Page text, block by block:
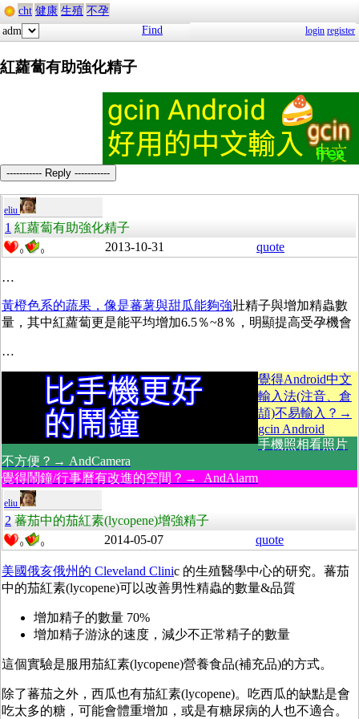
cht 健康 生殖 不孕
adm
Find login register
紅蘿蔔有助強化精子
----------- Reply -----------
eliu
1 紅蘿蔔有助強化精子
0 0 2013-10-31 quote
…
黃橙色系的蔬果，像是蕃薯與甜瓜能夠強壯精子與增加精蟲數
量，其中紅蘿蔔更是能平均增加6.5％~8％，明顯提高受孕機會
…
覺得Android中文
輸入法(注音、倉
頡)不易輸入？→
gcin Android
手機照相看照片
不方便？→ AndCamera
覺得鬧鐘/行事曆有改進的空間？→ AndAlarm
eliu
2 蕃茄中的茄紅素(lycopene)增強精子
0 0 2014-05-07 quote
美國俄亥俄州的 Cleveland Clinic 的生殖醫學中心的研究。蕃茄
中的茄紅素(lycopene)可以改善男性精蟲的數量&品質
增加精子的數量 70%
增加精子游泳的速度，減少不正常精子的數量
這個實驗是服用茄紅素(lycopene)營養食品(補充品)的方式。
除了蕃茄之外，西瓜也有茄紅素(lycopene)。吃西瓜的缺點是會
吃太多的糖，可能會體重增加，或是有糖尿病的人也不適合。